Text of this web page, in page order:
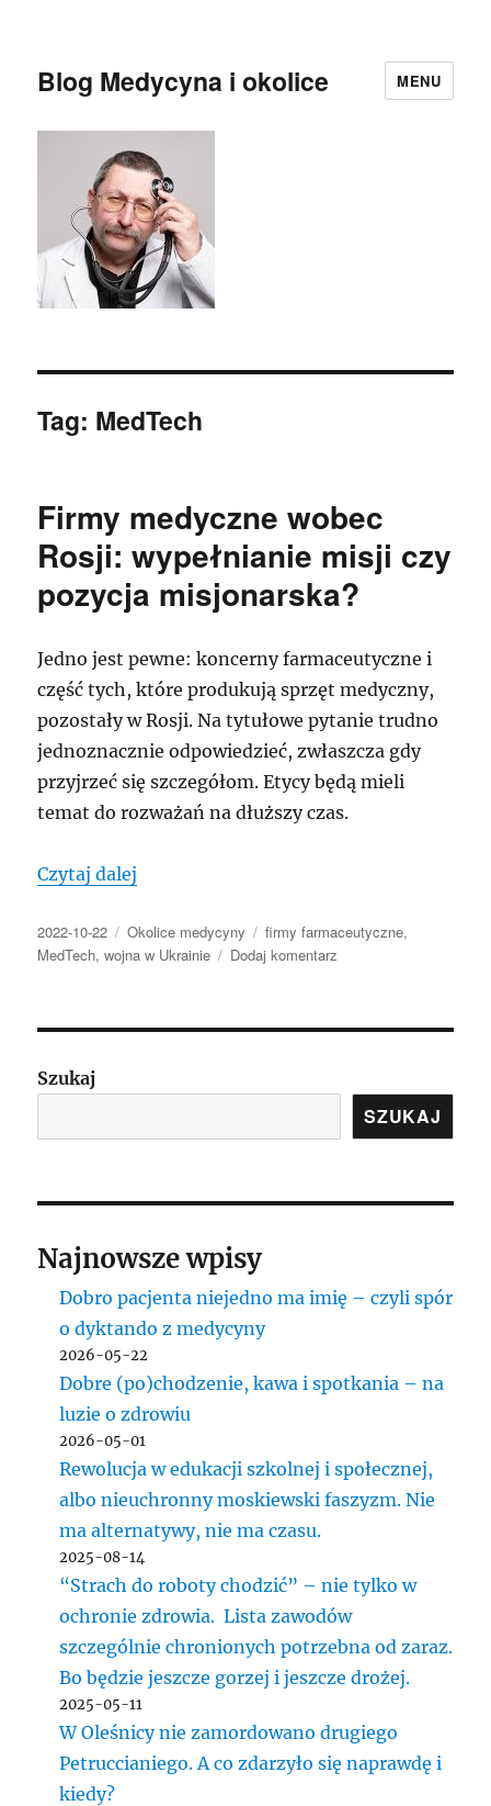
Blog Medycyna i okolice MENU
Tag: MedTech
Firmy medyczne wobec
Rosji: wypełnianie misji czy
pozycja misjonarska?
Jedno jest pewne: koncerny farmaceutyczne i
część tych, które produkują sprzęt medyczny,
pozostały w Rosji. Na tytułowe pytanie trudno
jednoznacznie odpowiedzieć, zwłaszcza gdy
przyjrzeć się szczegółom. Etycy będą mieli
temat do rozważań na dłuższy czas.
Czytaj dalej
Data
publikacji
2022-10-22 Kategorie
Okolice medycyny Tagi
firmy farmaceutyczne,
MedTech,wojna w Ukrainie Dodaj komentarz
wobec
misji
pozycja
Szukaj
SZUKAJ
Najnowsze wpisy
Dobro pacjenta niejedno ma imię – czyli spór
o dyktando z medycyny
2026-05-22
Dobre (po)chodzenie, kawa i spotkania – na
luzie o zdrowiu
2026-05-01
Rewolucja w edukacji szkolnej i społecznej,
albo nieuchronny moskiewski faszyzm. Nie
ma alternatywy, nie ma czasu.
2025-08-14
“Strach do roboty chodzić” – nie tylko w
ochronie zdrowia. Lista zawodów
szczególnie chronionych potrzebna od zaraz.
Bo będzie jeszcze gorzej i jeszcze drożej.
2025-05-11
W Oleśnicy nie zamordowano drugiego
Petruccianiego. A co zdarzyło się naprawdę i
kiedy?